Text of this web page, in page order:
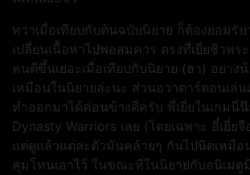
ทว่าเมื่อเทียบกับต้นฉบับนิยาย ก็ต้องยอมรั
เปลี่ยนเนื้อหาไปพอสมควร ตรงที่เยี่ยชิวพระ
คนดีขึ้นเยอะเมื่อเทียบกับนิยาย (ฮา) อย่าง
เหมือนในนิยายล่ะนะ ส่วนอวาตาร์ตอนเล่
ทำออกมาได้ค่อนข้างดีครับ พี่เยี่ยในเกมนี่นึ
Dynasty Warriors เลย (โดยเฉพาะ อี๋เยี่ย
แต่ดูแล้วแต่ละตัวมันคล้ายๆ กันไปนิดเหมือ
คุมโทนเอาไว้ ในขณะที่ในนิยายกับอนิเมดู